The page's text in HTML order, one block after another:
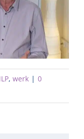
, werk | 0